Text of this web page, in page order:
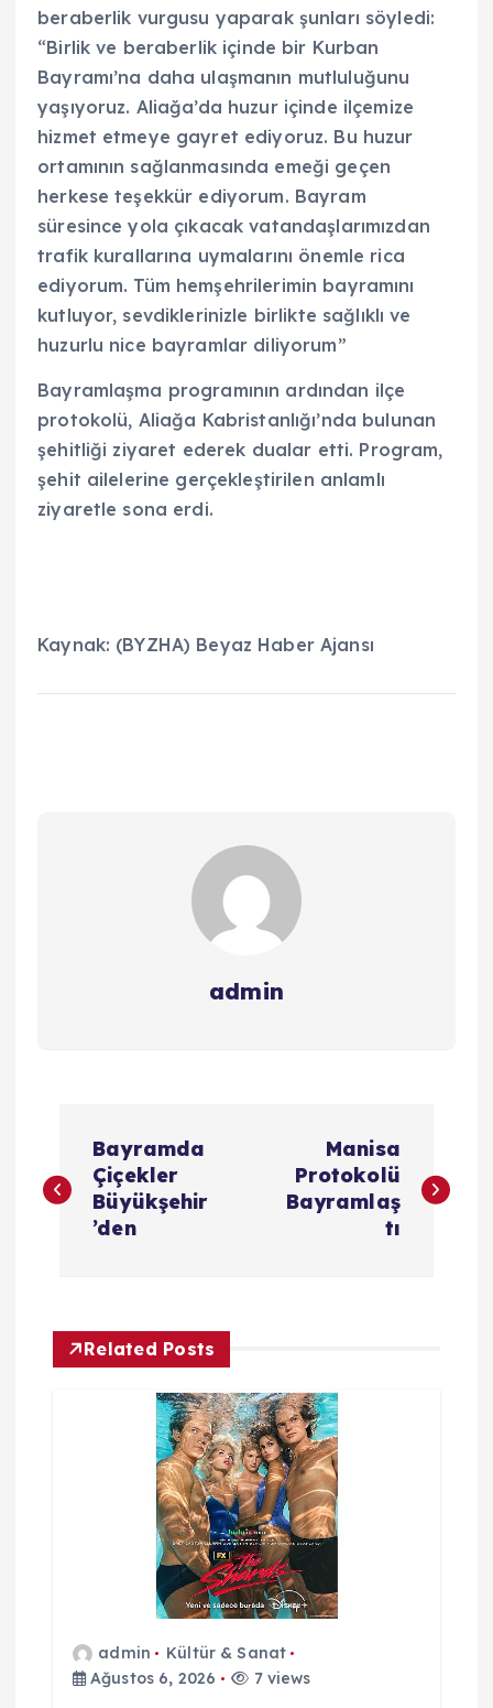
beraberlik vurgusu yaparak şunları söyledi:
“Birlik ve beraberlik içinde bir Kurban
Bayramı’na daha ulaşmanın mutluluğunu
yaşıyoruz. Aliağa’da huzur içinde ilçemize
hizmet etmeye gayret ediyoruz. Bu huzur
ortamının sağlanmasında emeği geçen
herkese teşekkür ediyorum. Bayram
süresince yola çıkacak vatandaşlarımızdan
trafik kurallarına uymalarını önemle rica
ediyorum. Tüm hemşehrilerimin bayramını
kutluyor, sevdiklerinizle birlikte sağlıklı ve
huzurlu nice bayramlar diliyorum”
Bayramlaşma programının ardından ilçe
protokolü, Aliağa Kabristanlığı’nda bulunan
şehitliği ziyaret ederek dualar etti. Program,
şehit ailelerine gerçekleştirilen anlamlı
ziyaretle sona erdi.
Kaynak: (BYZHA) Beyaz Haber Ajansı
admin
a
g
Bayramda
Çiçekler
Büyükşehir
’den
Manisa
Protokolü
Bayramlaş
tı
Related Posts
admin
Kültür & Sanat
Ağustos 6, 2026
7 views